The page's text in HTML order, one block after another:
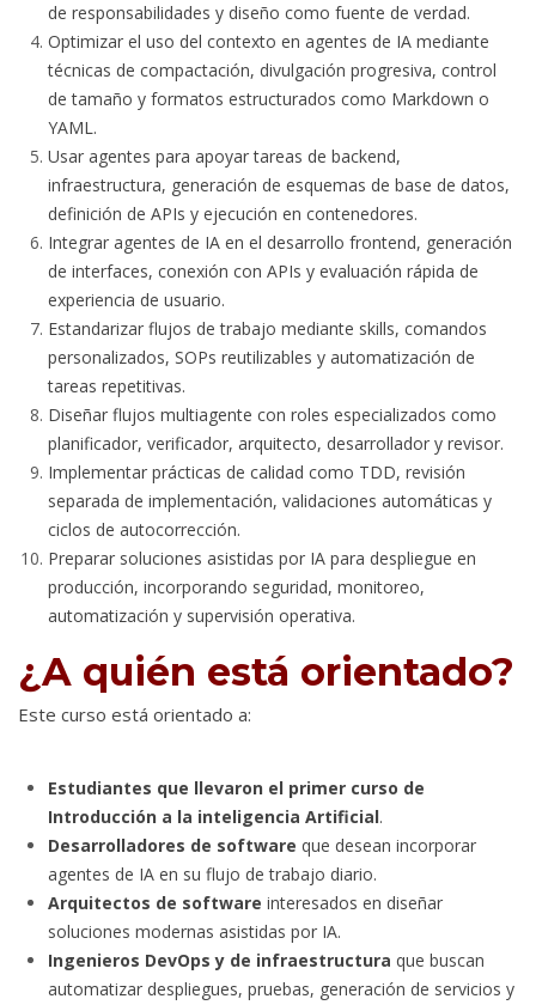
de responsabilidades y diseño como fuente de verdad.
Optimizar el uso del contexto en agentes de IA mediante
técnicas de compactación, divulgación progresiva, control
de tamaño y formatos estructurados como Markdown o
YAML.
Usar agentes para apoyar tareas de backend,
infraestructura, generación de esquemas de base de datos,
definición de APIs y ejecución en contenedores.
Integrar agentes de IA en el desarrollo frontend, generación
de interfaces, conexión con APIs y evaluación rápida de
experiencia de usuario.
Estandarizar flujos de trabajo mediante skills, comandos
personalizados, SOPs reutilizables y automatización de
tareas repetitivas.
Diseñar flujos multiagente con roles especializados como
planificador, verificador, arquitecto, desarrollador y revisor.
Implementar prácticas de calidad como TDD, revisión
separada de implementación, validaciones automáticas y
ciclos de autocorrección.
Preparar soluciones asistidas por IA para despliegue en
producción, incorporando seguridad, monitoreo,
automatización y supervisión operativa.
¿A quién está orientado?
Este curso está orientado a:
Estudiantes que llevaron el primer curso de
Introducción a la inteligencia Artificial.
Desarrolladores de software que desean incorporar
agentes de IA en su flujo de trabajo diario.
Arquitectos de software interesados en diseñar
soluciones modernas asistidas por IA.
Ingenieros DevOps y de infraestructura que buscan
automatizar despliegues, pruebas, generación de servicios y